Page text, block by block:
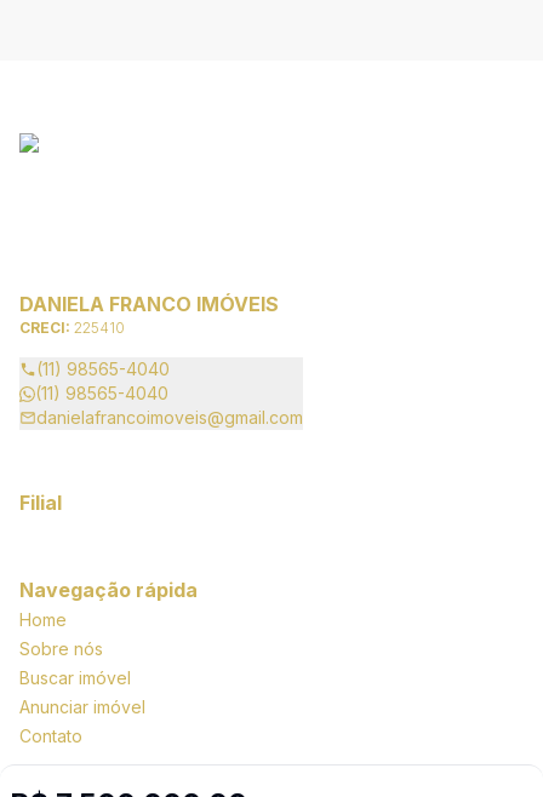
DANIELA FRANCO IMÓVEIS
CRECI: 225410
(11) 98565-4040
(11) 98565-4040
danielafrancoimoveis@gmail.com
Filial
Navegação rápida
Home
Sobre nós
Buscar imóvel
Anunciar imóvel
Contato